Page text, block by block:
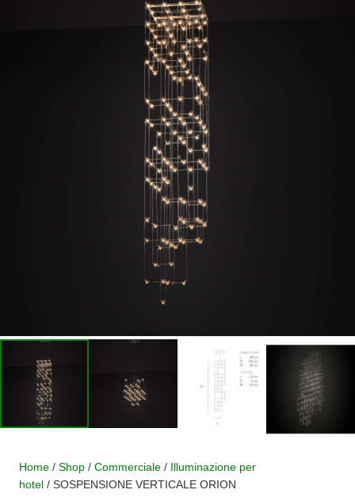
Home / Shop / Commerciale / Illuminazione per
hotel / SOSPENSIONE VERTICALE ORION